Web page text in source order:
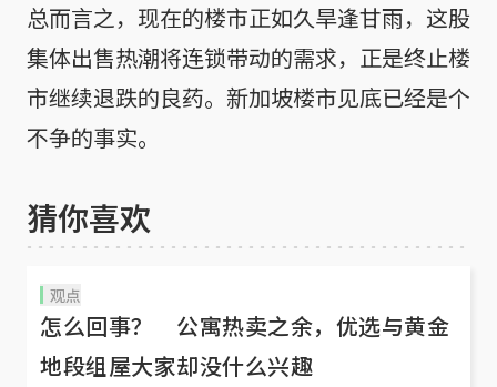
总而言之，现在的楼市正如久旱逢甘雨，这股
集体出售热潮将连锁带动的需求，正是终止楼
市继续退跌的良药。新加坡楼市见底已经是个
不争的事实。
猜你喜欢
观点
怎么回事？ 公寓热卖之余，优选与黄金
地段组屋大家却没什么兴趣